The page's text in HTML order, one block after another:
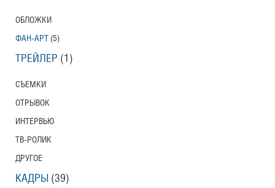
ОБЛОЖКИ
ФАН-АРТ (5)
ТРЕЙЛЕР (1)
СЪЕМКИ
ОТРЫВОК
ИНТЕРВЬЮ
ТВ-РОЛИК
ДРУГОЕ
КАДРЫ (39)